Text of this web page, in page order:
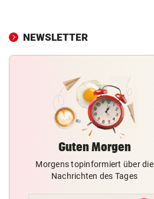
NEWSLETTER
Guten Morgen
Morgens topinformiert über die
Nachrichten des Tages